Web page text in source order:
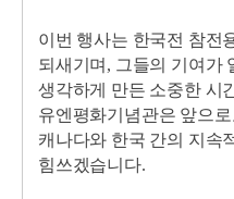
이번 행사는 한국전 참전
되새기며, 그들의 기여가
생각하게 만든 소중한 시
유엔평화기념관은 앞으
캐나다와 한국 간의 지속
힘쓰겠습니다.